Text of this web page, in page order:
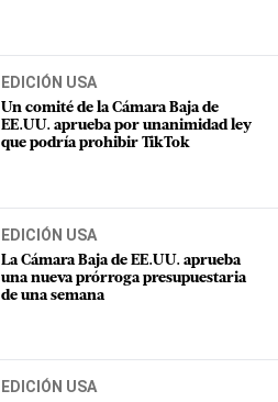
EDICIÓN USA
Un comité de la Cámara Baja de
EE.UU. aprueba por unanimidad ley
que podría prohibir TikTok
EDICIÓN USA
La Cámara Baja de EE.UU. aprueba
una nueva prórroga presupuestaria
de una semana
EDICIÓN USA